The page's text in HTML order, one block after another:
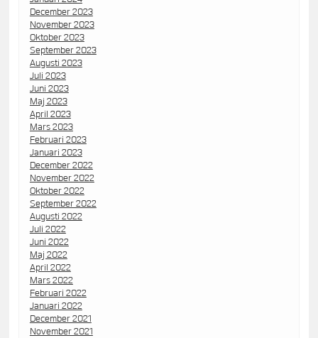
December 2023
November 2023
Oktober 2023
September 2023
Augusti 2023
Juli 2023
Juni 2023
Maj 2023
April 2023
Mars 2023
Februari 2023
Januari 2023
December 2022
November 2022
Oktober 2022
September 2022
Augusti 2022
Juli 2022
Juni 2022
Maj 2022
April 2022
Mars 2022
Februari 2022
Januari 2022
December 2021
November 2021